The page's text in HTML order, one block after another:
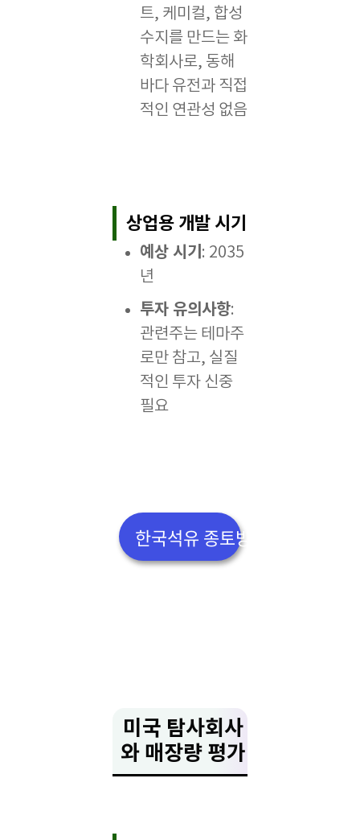
트, 케미컬, 합성
수지를 만드는 화
학회사로, 동해
바다 유전과 직접
적인 연관성 없음
상업용 개발 시기
예상 시기 : 2035
년
투자 유의사항:
관련주는 테마주
로만 참고, 실질
적인 투자 신중
필요
한국석유 종토방 살펴보기👆
미국 탐사회사
와 매장량 평가